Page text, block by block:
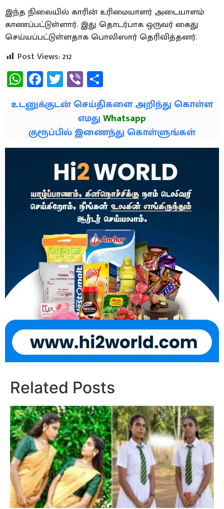
இந்த நிலையில் காரின் உரிமையாளர் அடையாளம்
காணப்பட்டுள்ளார். இது தொடர்பாக ஒருவர் கைது
செய்யப்பட்டுள்ளதாக பொலிஸார் தெரிவித்தனர்.
Post Views:212
WhatsApp
Facebook
Twitter
Viber
உடனுக்குடன் செய்திகளை அறிந்து கொள்ள
எமதுWhatsapp
குரூப்பில் இணைந்து கொள்ளுங்கள்
Related Posts